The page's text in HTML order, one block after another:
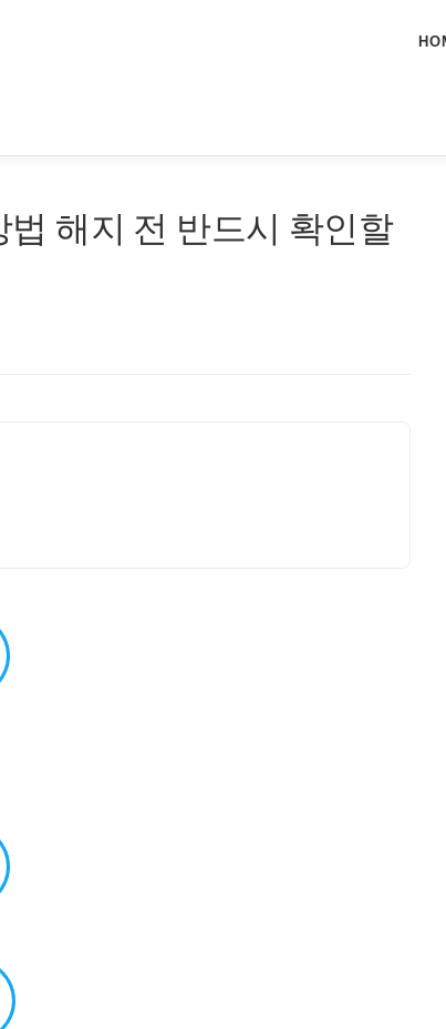
해지 전 반드시 확인할